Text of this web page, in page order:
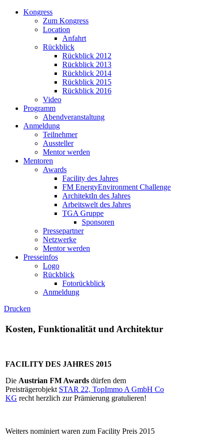
Kongress
Zum Kongress
Location
Anfahrt
Rückblick
Rückblick 2012
Rückblick 2013
Rückblick 2014
Rückblick 2015
Rückblick 2016
Video
Programm
Abendveranstaltung
Anmeldung
Teilnehmer
Aussteller
Mentor werden
Mentoren
Awards
Facility des Jahres
FM EnergyEnvironment Challenge
ArchitektIn des Jahres
Arbeitswelt des Jahres
TGA Gruppe
Sponsoren
Pressepartner
Netzwerke
Mentor werden
Presseinfos
Logo
Rückblick
Fotorückblick
Anmeldung
Drucken
Kosten, Funktionalität und Architektur
FACILITY DES JAHRES 2015
Die Austrian FM Awards dürfen dem
Preisträgerobjekt STAR 22, TopImmo A GmbH Co
KG recht herzlich zur Prämierung gratulieren!
Weiters nominiert waren zum Facility Preis 2015